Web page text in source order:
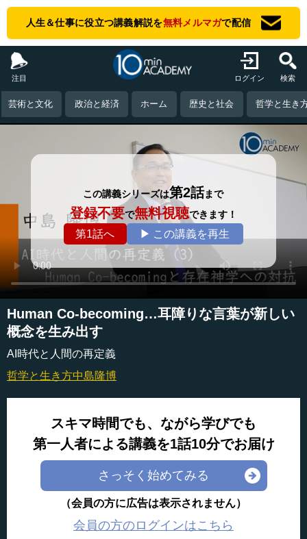
人生＆仕事に役立つ講義解説を無料メルマガで配信
注目 ログイン 検索
芸術と文化 政治と経済 ホーム 歴史と社会 哲学と生き
この講義シリーズは第2話まで
登録不要で無料視聴できます！
第1話へ ▶ この講義を再生
Human Co-becoming…耳障りな言葉が新しい
概念を生み出す
AI時代と人間の再定義
哲学と生き方中島隆博
スキマ時間でも、ながら学びでも
第一人者による講義を1話10分でお届け
さっそく始めてみる
（会員の方に広告は表示されません）
会員の方のログインはこちら